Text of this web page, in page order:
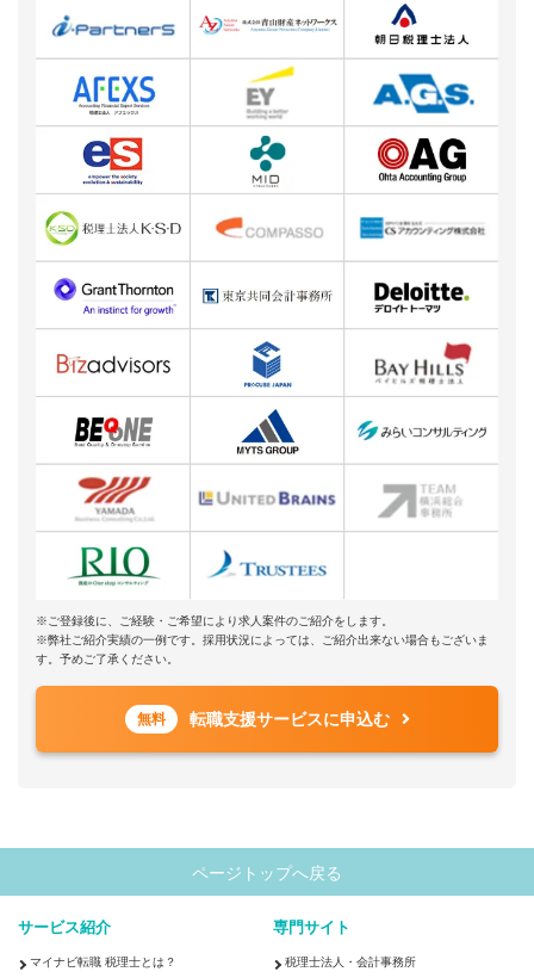
※ご登録後に、ご経験・ご希望により求人案件のご紹介をします。
※弊社ご紹介実績の一例です。採用状況によっては、ご紹介出来ない場合もございま
す。予めご了承ください。
無料 転職支援サービスに申込む
ページトップへ戻る
サービス紹介
マイナビ転職 税理士とは？
専門サイト
税理士法人・会計事務所